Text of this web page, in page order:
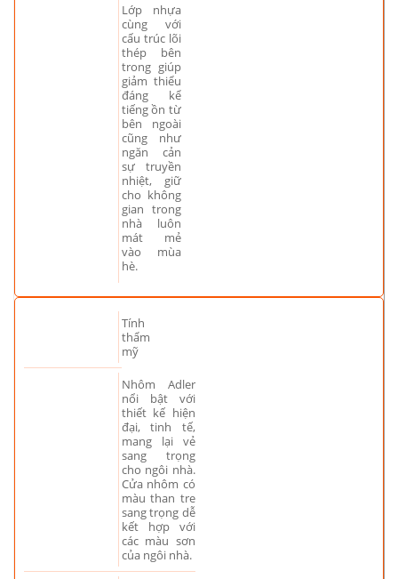
Lớp nhựa
cùng với
cấu trúc lõi
thép bên
trong giúp
giảm thiểu
đáng kể
tiếng ồn từ
bên ngoài
cũng như
ngăn cản
sự truyền
nhiệt, giữ
cho không
gian trong
nhà luôn
mát mẻ
vào mùa
hè.
Tính
thẩm
mỹ
Nhôm Adler
nổi bật với
thiết kế hiện
đại, tinh tế,
mang lại vẻ
sang trọng
cho ngôi nhà.
Cửa nhôm có
màu than tre
sang trọng dễ
kết hợp với
các màu sơn
của ngôi nhà.